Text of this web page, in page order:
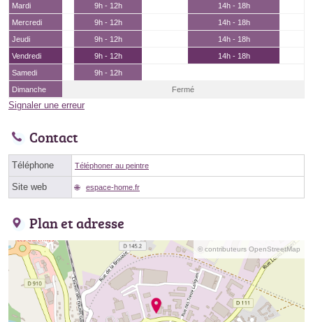
Mardi
9h - 12h
14h - 18h
Mercredi
9h - 12h
14h - 18h
Jeudi
9h - 12h
14h - 18h
Vendredi
9h - 12h
14h - 18h
Samedi
9h - 12h
Dimanche
Fermé
Signaler une erreur
Contact
Téléphone Téléphoner au peintre
Site web espace-home.fr
Plan et adresse
© contributeurs OpenStreetMap